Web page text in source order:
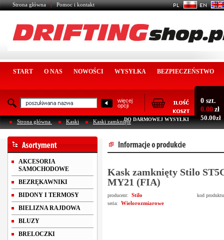
Strona główna Pomoc i kontakt
START O NAS NOWOŚCI WYSYŁKA BEZPIECZEŃSTWO
więcej
opcji
0 szt.
0.00 zł
DO DARMOWEJ WYSYŁKI 50.00zł
Strona główna Kaski Kaski zamknięte
AKCESORIA
SAMOCHODOWE
BEZRĘKAWNIKI
BIDONY I TERMOSY
BIELIZNA RAJDOWA
BLUZY
BRELOCZKI
Kask zamknięty Stilo
MY21 (FIA)
producent: Stilo
kod
seria:
Wielorozmiarowe